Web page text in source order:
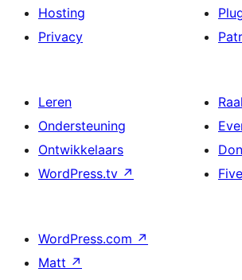
Hosting
Privacy
Leren
Ondersteuning
Ontwikkelaars
WordPress.tv ↗
WordPress.com ↗
Matt ↗